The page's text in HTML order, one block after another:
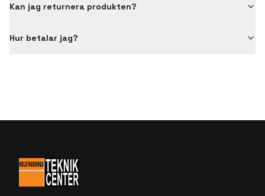
Kan jag returnera produkten?
Hur betalar jag?